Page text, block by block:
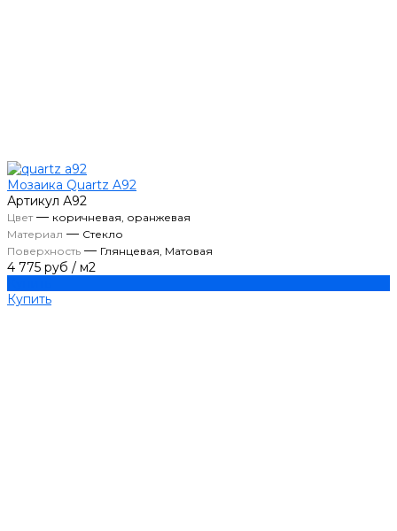
Мозаика Quartz A92
Артикул А92
Цвет— коричневая, оранжевая
Материал — Стекло
Поверхность — Глянцевая, Матовая
4 775 руб / м2
Купить